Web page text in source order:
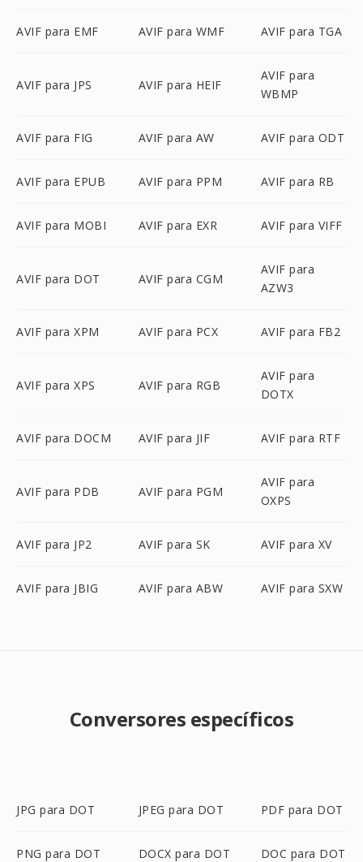
AVIF para EMF AVIF para WMF AVIF para TGA
AVIF para JPS AVIF para HEIF
AVIF para
WBMP
AVIF para FIG AVIF para AW AVIF para ODT
AVIF para EPUB AVIF para PPM AVIF para RB
AVIF para MOBI AVIF para EXR AVIF para VIFF
AVIF para DOT AVIF para CGM
AVIF para
AZW3
AVIF para XPM AVIF para PCX AVIF para FB2
AVIF para XPS AVIF para RGB
AVIF para
DOTX
AVIF para DOCM AVIF para JIF AVIF para RTF
AVIF para PDB AVIF para PGM
AVIF para
OXPS
AVIF para JP2 AVIF para SK AVIF para XV
AVIF para JBIG AVIF para ABW AVIF para SXW
Conversores específicos
JPG para DOT JPEG para DOT PDF para DOT
PNG para DOT DOCX para DOT DOC para DOT